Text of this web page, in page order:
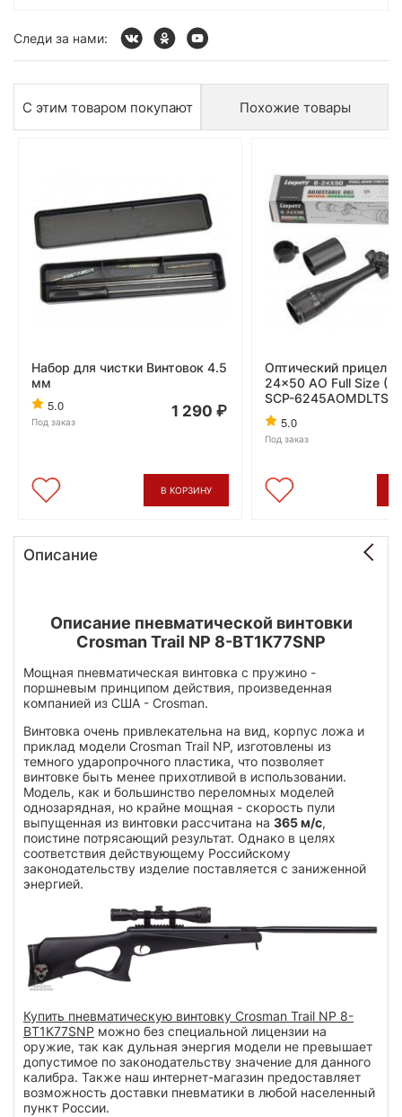
Следи за нами:
С этим товаром покупают Похожие товары
Набор для чистки Винтовок 4.5
мм
5.0
Под заказ
1 290
В КОРЗИНУ
Оптический прицел
24x50 AO Full Size
SCP-6245AOMDLTS,
5.0
Под заказ
Описание
Описание пневматической винтовки
Crosman Trail NP 8-BT1K77SNP
Мощная пневматическая винтовка с пружино -
поршневым принципом действия, произведенная
компанией из США - Crosman.
Винтовка очень привлекательна на вид, корпус ложа и
приклад модели Crosman Trail NP, изготовлены из
темного ударопрочного пластика, что позволяет
винтовке быть менее прихотливой в использовании.
Модель, как и большинство переломных моделей
однозарядная, но крайне мощная - скорость пули
выпущенная из винтовки рассчитана на 365 м/с,
поистине потрясающий результат. Однако в целях
соответствия действующему Российскому
законодательству изделие поставляется с заниженной
энергией.
Купить пневматическую винтовку Crosman Trail NP 8-
BT1K77SNP можно без специальной лицензии на
оружие, так как дульная энергия модели не превышает
допустимое по законодательству значение для данного
калибра. Также наш интернет-магазин предоставляет
возможность доставки пневматики в любой населенный
пункт России.